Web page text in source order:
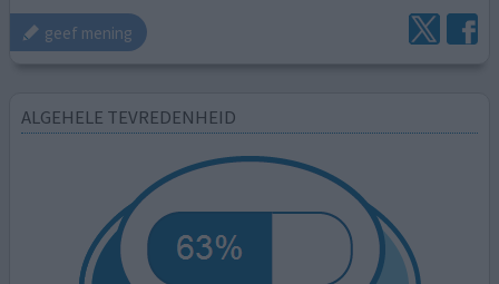
geef mening
ALGEHELE TEVREDENHEID